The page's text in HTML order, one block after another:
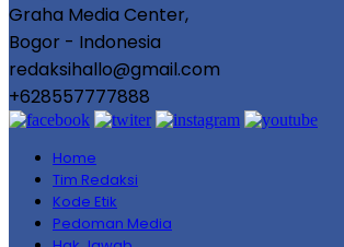
Graha Media Center,
Bogor - Indonesia
redaksihallo@gmail.com
+628557777888
Home
Tim Redaksi
Kode Etik
Pedoman Media